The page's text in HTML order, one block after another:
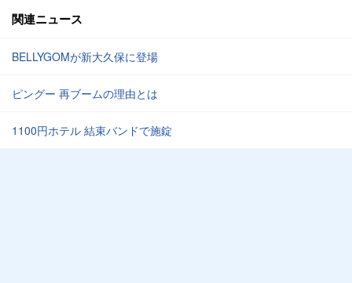
関連ニュース
BELLYGOMが新大久保に登場
ピングー 再ブームの理由とは
1100円ホテル 結束バンドで施錠